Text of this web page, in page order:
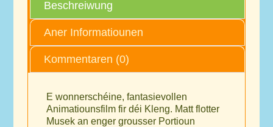
Beschreiwung
Aner Informatiounen
Kommentaren (0)
E wonnerschéine, fantasievollen
Animatiounsfilm fir déi Kleng. Matt flotter
Musek an enger grousser Portioun